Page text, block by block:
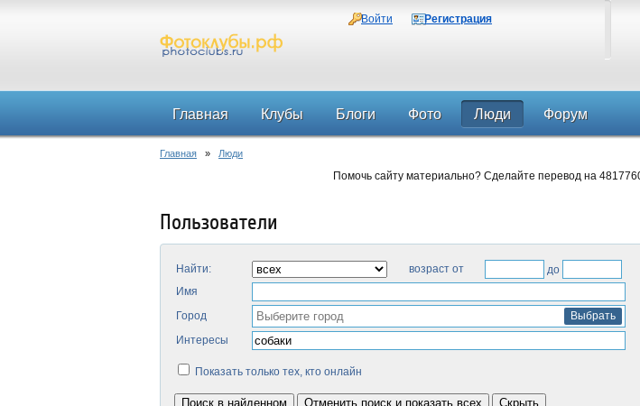
Войти Регистрация
Главная Клубы Блоги Фото Люди Форум
Главная » Люди
Помочь сайту материально? Сделайте перевод на
Пользователи
Найти: возраст от
до
Имя
Город
Выбрать
Интересы
Показать только тех, кто онлайн